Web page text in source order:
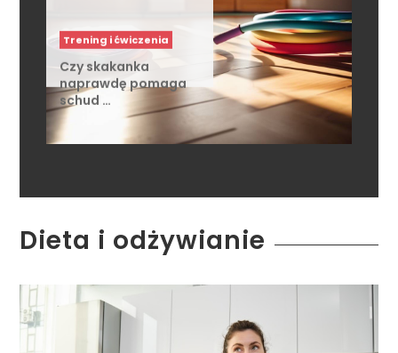
naprawdę pomaga
schud …
Dieta i odżywianie